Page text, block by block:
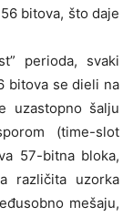
bitova, što daje
perioda, svaki
bitova se dieli na
uzastopno šalju
(time-slot
57-bitna bloka,
različita uzorka
mešaju,